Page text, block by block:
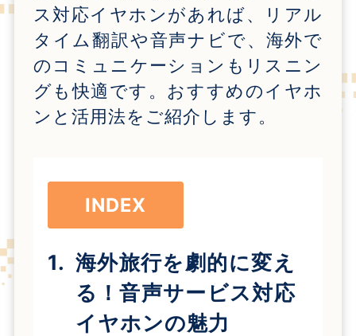
ス対応イヤホンがあれば、リアル
タイム翻訳や音声ナビで、海外で
のコミュニケーションもリスニン
グも快適です。おすすめのイヤホ
ンと活用法をご紹介します。
INDEX
海外旅行を劇的に変え
る！音声サービス対応
イヤホンの魅力